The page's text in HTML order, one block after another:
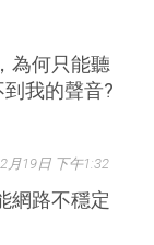
為何只能聽
我的聲音?
月19日 下午1:32
網路不穩定